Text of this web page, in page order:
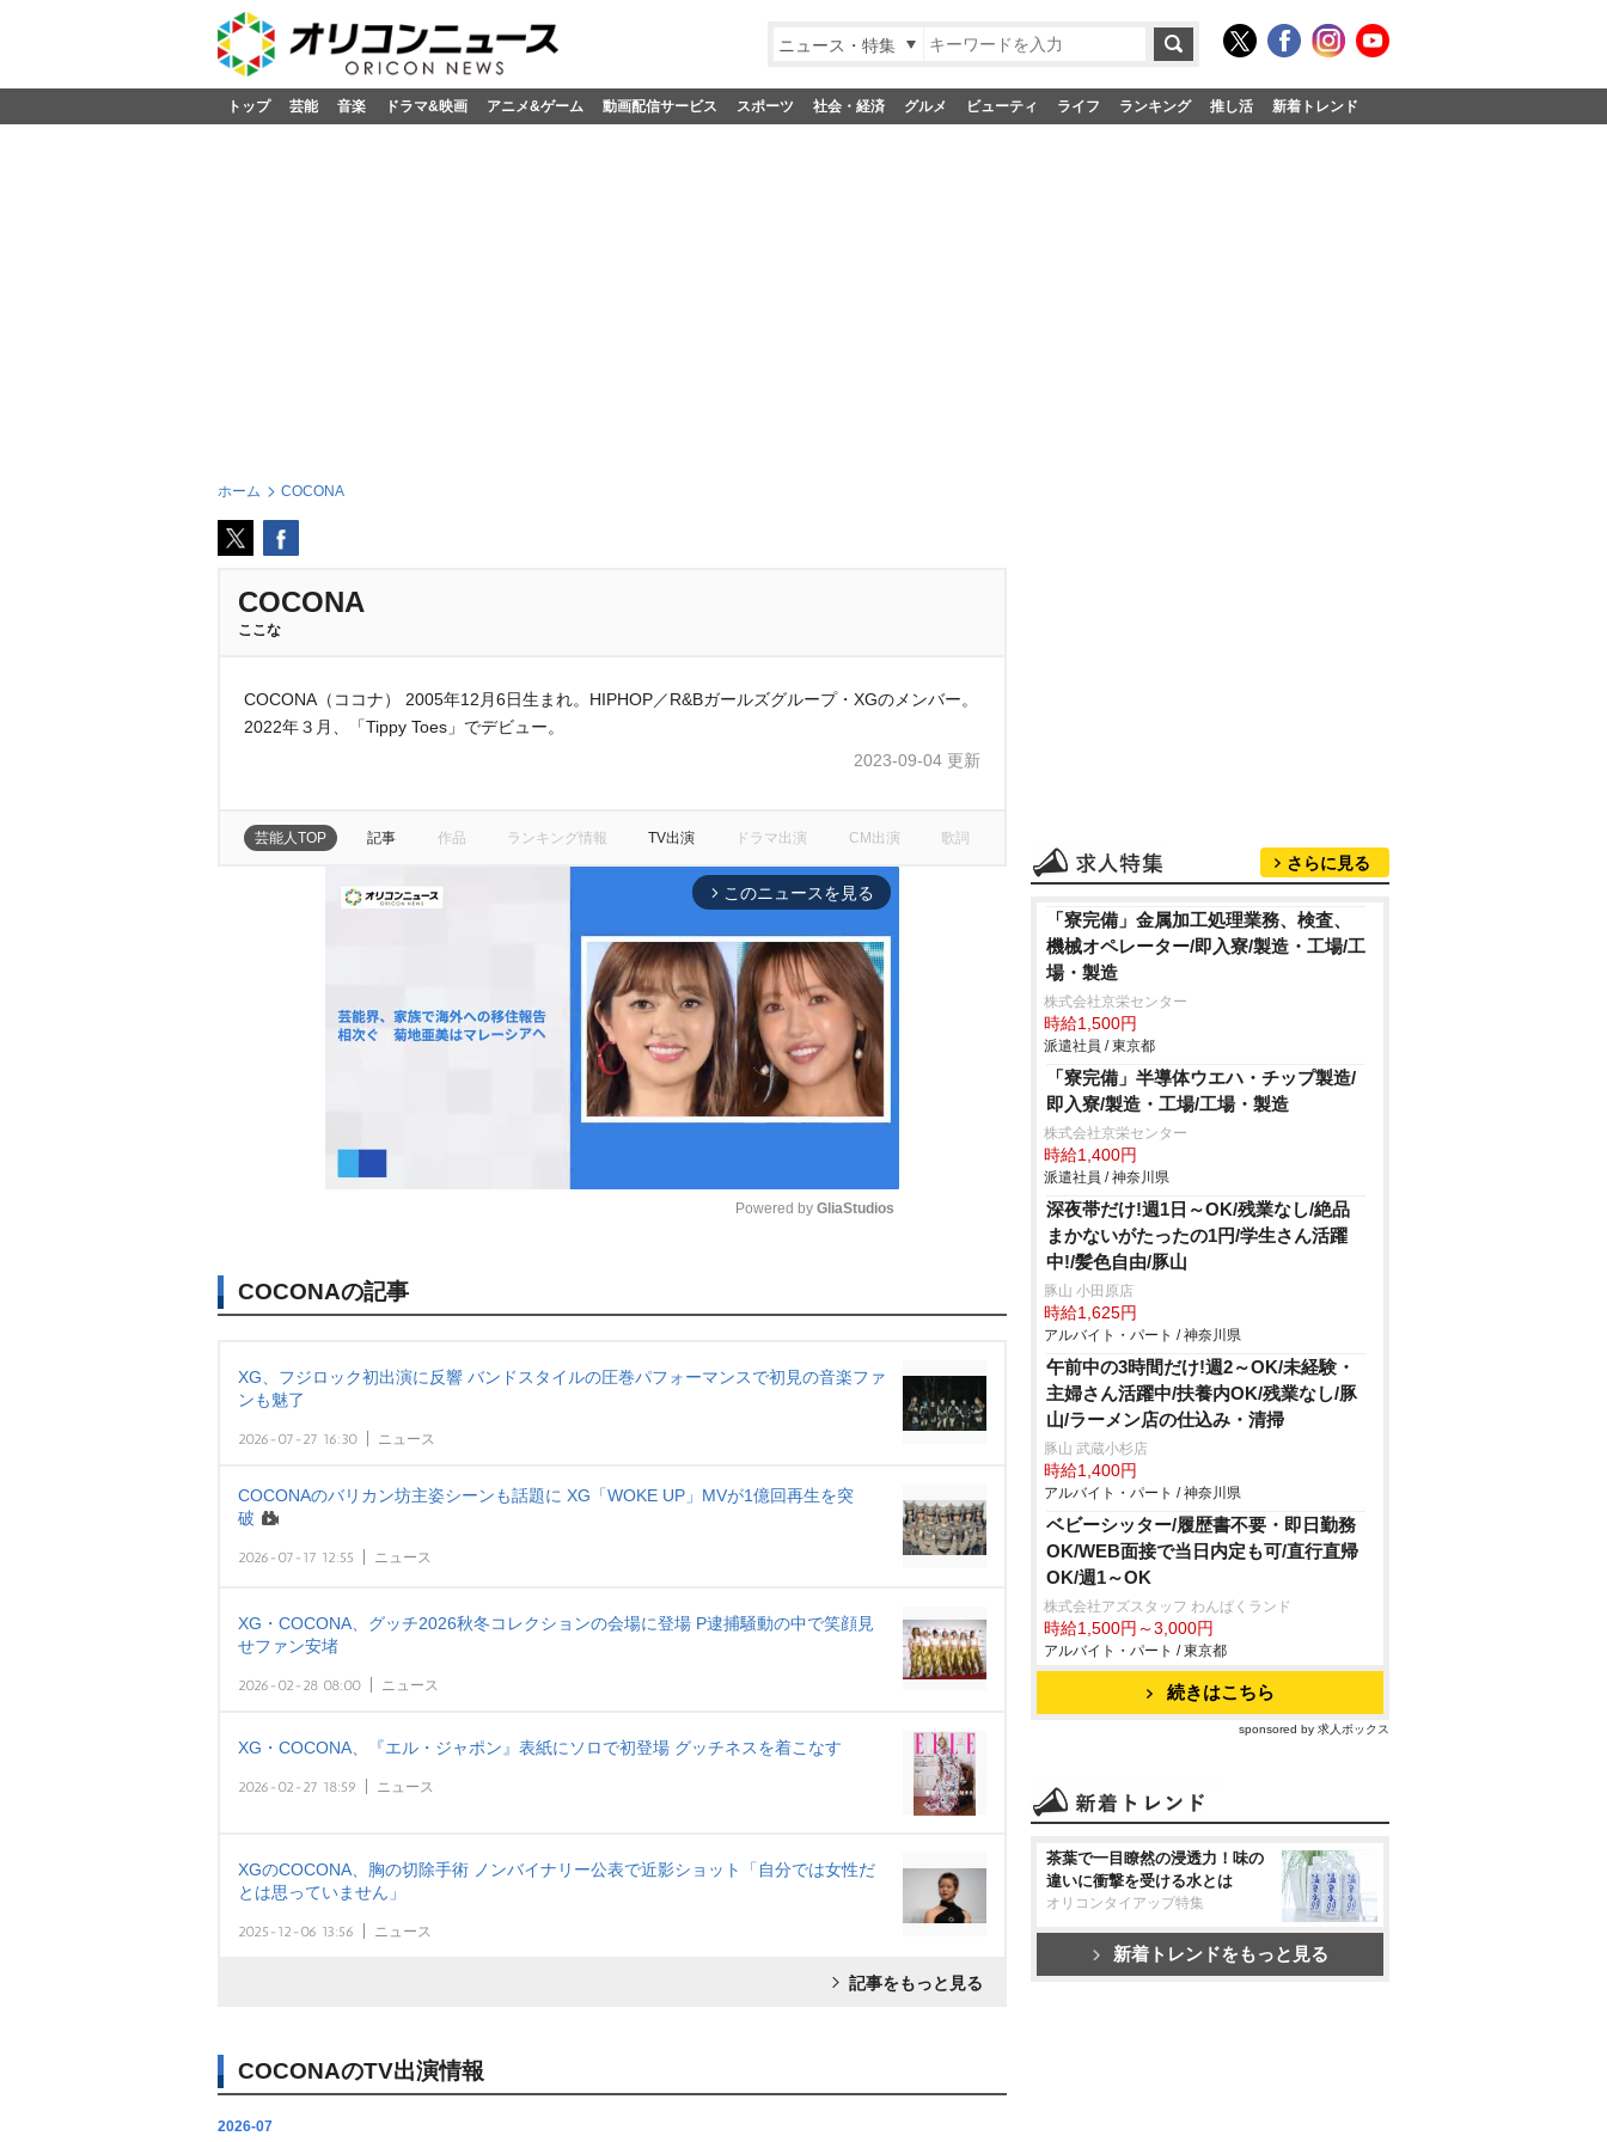
ニュース・特集
トップ 芸能 音楽 ドラマ&映画 アニメ&ゲーム 動画配信サービス スポーツ 社会・経済 グルメ ビューティ ライフ ランキング 推し活 新着トレンド
ホーム COCONA
COCONA
ここな
COCONA（ココナ） 2005年12月6日生まれ。HIPHOP／R&Bガールズグループ・XGのメンバー。
2022年３月、「Tippy Toes」でデビュー。
2023-09-04 更新
芸能人TOP 記事 作品 ランキング情報 TV出演 ドラマ出演 CM出演 歌詞
arrow_forward_ios このニュースを見る
u
e
Powered by GliaStudios
COCONAの記事
XG、フジロック初出演に反響 バンドスタイルの圧巻パフォーマンスで初見の音楽ファ
ンも魅了
2026-07-27 16:30 ニュース
COCONAのバリカン坊主姿シーンも話題に XG「WOKE UP」MVが1億回再生を突
破
2026-07-17 12:55 ニュース
XG・COCONA、グッチ2026秋冬コレクションの会場に登場 P逮捕騒動の中で笑顔見
せファン安堵
2026-02-28 08:00 ニュース
XG・COCONA、『エル・ジャポン』表紙にソロで初登場 グッチネスを着こなす
2026-02-27 18:59 ニュース
XGのCOCONA、胸の切除手術 ノンバイナリー公表で近影ショット「自分では女性だ
とは思っていません」
2025-12-06 13:56 ニュース
記事をもっと見る
COCONAのTV出演情報
2026-07
さらに見る
「寮完備」金属加工処理業務、検査、
機械オペレーター/即入寮/製造・工場/工
場・製造
株式会社京栄センター
時給1,500円
派遣社員 / 東京都
「寮完備」半導体ウエハ・チップ製造/
即入寮/製造・工場/工場・製造
株式会社京栄センター
時給1,400円
派遣社員 / 神奈川県
深夜帯だけ!週1日～OK/残業なし/絶品
まかないがたったの1円/学生さん活躍
中!/髪色自由/豚山
豚山 小田原店
時給1,625円
アルバイト・パート / 神奈川県
午前中の3時間だけ!週2～OK/未経験・
主婦さん活躍中/扶養内OK/残業なし/豚
山/ラーメン店の仕込み・清掃
豚山 武蔵小杉店
時給1,400円
アルバイト・パート / 神奈川県
ベビーシッター/履歴書不要・即日勤務
OK/WEB面接で当日内定も可/直行直帰
OK/週1～OK
株式会社アズスタッフ わんぱくランド
時給1,500円～3,000円
アルバイト・パート / 東京都
続きはこちら
sponsored by 求人ボックス
茶葉で一目瞭然の浸透力！味の
違いに衝撃を受ける水とは
オリコンタイアップ特集
新着トレンドをもっと見る